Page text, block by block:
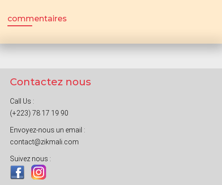
commentaires
Contactez nous
Call Us :
(+223) 78 17 19 90
Envoyez-nous un email :
contact@zikmali.com
Suivez nous :